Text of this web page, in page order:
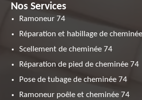
Nos Services
Ramoneur 74
Réparation et habillage de
Scellement de cheminée 74
Réparation de pied de cheminée 74
Pose de tubage de cheminée 74
Ramoneur poêle et cheminée 74